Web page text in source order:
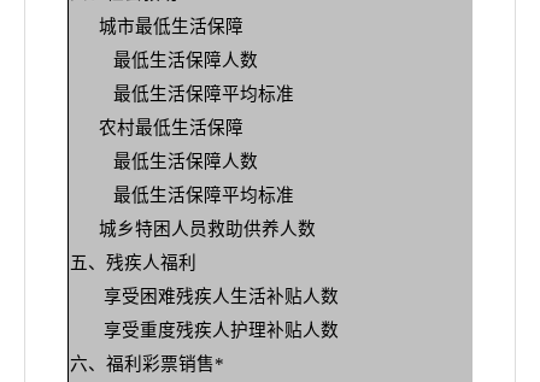
城市最低生活保障
最低生活保障人数
最低生活保障平均标准
农村最低生活保障
最低生活保障人数
最低生活保障平均标准
城乡特困人员救助供养人数
五、残疾人福利
享受困难残疾人生活补贴人数
享受重度残疾人护理补贴人数
六、福利彩票销售*